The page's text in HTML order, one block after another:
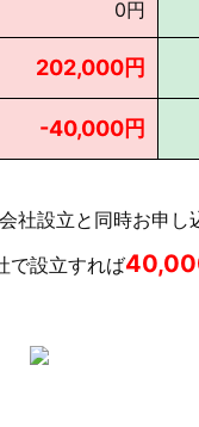
0円
202,000円
-40,000円
社設立と同時お申
で設立すれば